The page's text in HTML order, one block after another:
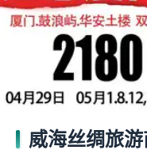
威海丝绸旅